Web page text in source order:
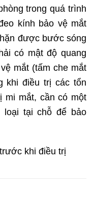
trong quá trình
kính bảo vệ mắt
được bước sóng
có mật độ quang
mắt (tấm che mắt
khi điều trị các tổn
mi mắt, cần có một
loại tại chỗ để bảo
khi điều trị